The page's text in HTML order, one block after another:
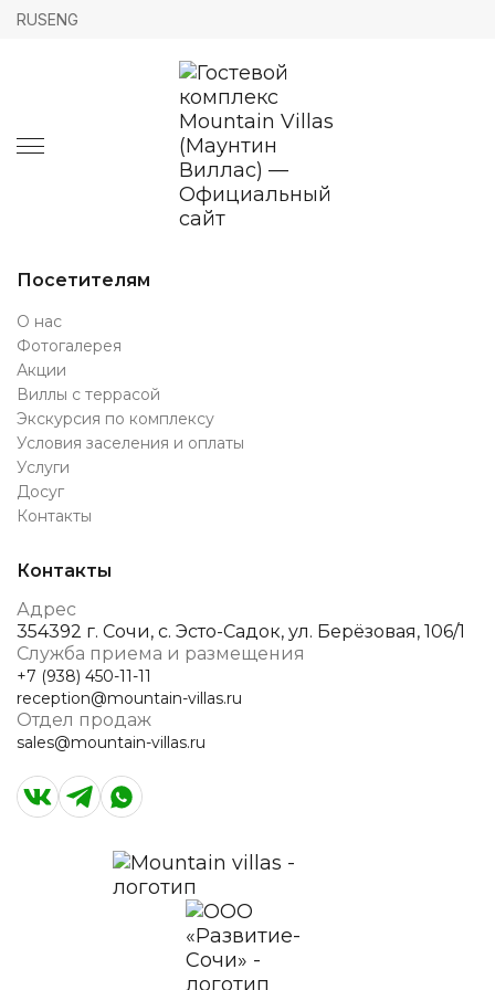
RUSENG
Посетителям
О нас
Фотогалерея
Акции
Виллы с террасой
Экскурсия по комплексу
Условия заселения и оплаты
Услуги
Досуг
Контакты
Контакты
Адрес
354392 г. Сочи, с. Эсто-Садок, ул. Берёзовая, 106/1
Служба приема и размещения
+7 (938) 450-11-11
reception@mountain-villas.ru
Отдел продаж
sales@mountain-villas.ru